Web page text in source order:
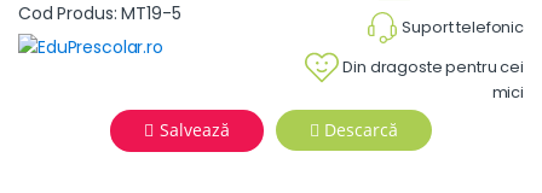
Suport telefonic
Din dragoste pentru cei
mici
Cod Produs: MT19-5
Salvează Descarcă